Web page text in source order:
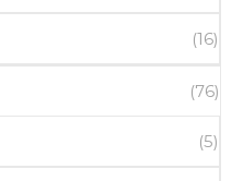
(16)
(76)
(5)